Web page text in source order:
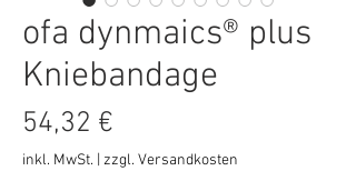
ofa dynmaics® plus
Kniebandage
54,32 €
inkl. MwSt. zzgl. Versandkosten